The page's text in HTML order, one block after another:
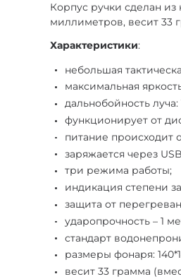
Корпус ручки сделан из
миллиметров, весит 33
Характеристики:
небольшая
максимальная
дальнобойность
функционирует от
питание происходит
заряжается через
три режима работы;
индикация степени
защита от
ударопрочность – 1
стандарт
размеры фонаря:
весит 33 грамма